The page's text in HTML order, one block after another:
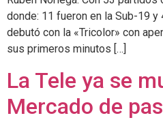
donde: 11 fueron en la Sub-19 y
debutó con la «Tricolor» con
sus primeros minutos […]
La Tele ya se
Mercado de